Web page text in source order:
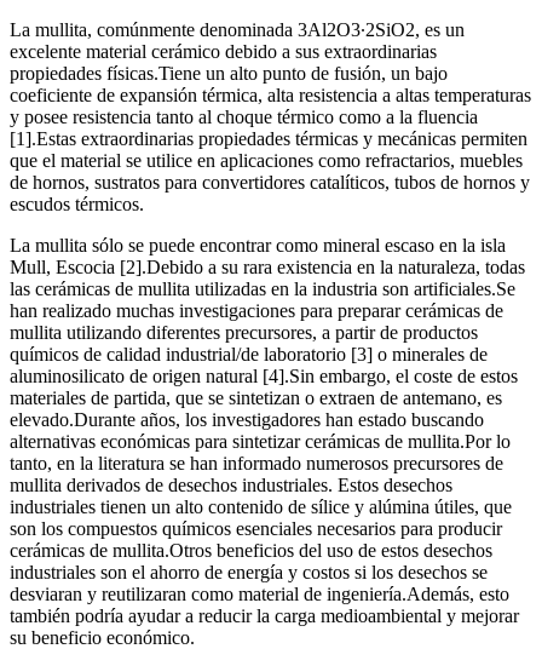
La mullita, comúnmente denominada 3Al2O3∙2SiO2, es un
excelente material cerámico debido a sus extraordinarias
propiedades físicas.Tiene un alto punto de fusión, un bajo
coeficiente de expansión térmica, alta resistencia a altas temperaturas
y posee resistencia tanto al choque térmico como a la fluencia
[1].Estas extraordinarias propiedades térmicas y mecánicas permiten
que el material se utilice en aplicaciones como refractarios, muebles
de hornos, sustratos para convertidores catalíticos, tubos de hornos y
escudos térmicos.
La mullita sólo se puede encontrar como mineral escaso en la isla
Mull, Escocia [2].Debido a su rara existencia en la naturaleza, todas
las cerámicas de mullita utilizadas en la industria son artificiales.Se
han realizado muchas investigaciones para preparar cerámicas de
mullita utilizando diferentes precursores, a partir de productos
químicos de calidad industrial/de laboratorio [3] o minerales de
aluminosilicato de origen natural [4].Sin embargo, el coste de estos
materiales de partida, que se sintetizan o extraen de antemano, es
elevado.Durante años, los investigadores han estado buscando
alternativas económicas para sintetizar cerámicas de mullita.Por lo
tanto, en la literatura se han informado numerosos precursores de
mullita derivados de desechos industriales. Estos desechos
industriales tienen un alto contenido de sílice y alúmina útiles, que
son los compuestos químicos esenciales necesarios para producir
cerámicas de mullita.Otros beneficios del uso de estos desechos
industriales son el ahorro de energía y costos si los desechos se
desviaran y reutilizaran como material de ingeniería.Además, esto
también podría ayudar a reducir la carga medioambiental y mejorar
su beneficio económico.